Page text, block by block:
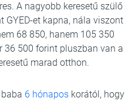
A nagyobb keresetű szülő
GYED-et kapna, nála viszont
68 850, hanem 105 350
36 500 forint pluszban van a
marad otthon.
6 hónapos korától, hogy